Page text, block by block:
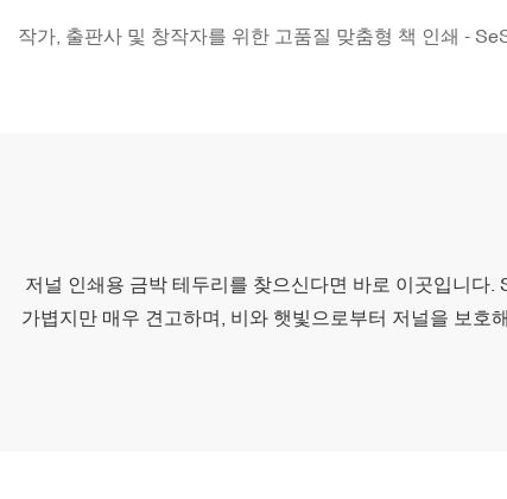
작가, 출판사 및 창작자를 위한 고품질 맞춤형 책 인쇄 -
저널 인쇄용 금박 테두리를 찾으신다면 바로 이곳입니다
가볍지만 매우 견고하며, 비와 햇빛으로부터 저널을 보호